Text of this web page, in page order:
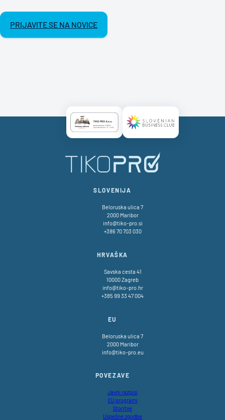
PRIJAVITE SE NA NOVICE
Certificate AAA LogoCertificate SBC Logo
SLOVENIJA
Beloruska ulica 7
2000 Maribor
info@tiko-pro.si
+386 70 703 030
HRVAŠKA
Savska cesta 41
10000 Zagreb
info@tiko-pro.hr
+385 99 33 47 004
EU
Beloruska ulica 7
2000 Maribor
info@tiko-pro.eu
POVEZAVE
Javni razpisi
EU programi
Storitve
Uspešne zgodbe